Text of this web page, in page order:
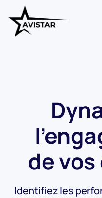
Skip to main content
de
Identifiez les